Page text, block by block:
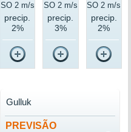
SO 2 m/s
precip.
2%
SO 2 m/s
precip.
3%
SO 2 m/s
precip.
2%
PREVISÃO
Gulluk